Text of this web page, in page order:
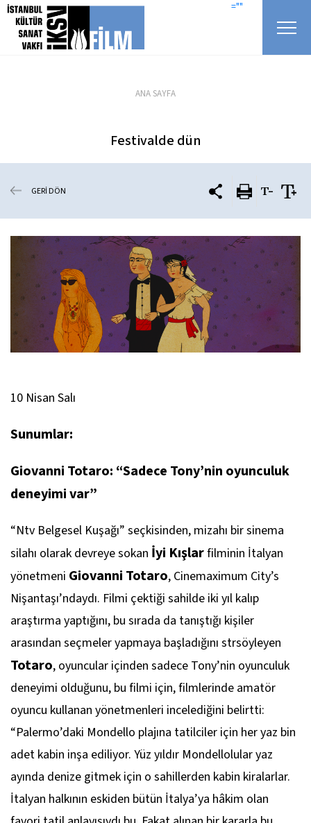
icerigi atla =""
ANA SAYFA
Festivalde dün
GERİ DÖN
10 Nisan Salı
Sunumlar:
Giovanni Totaro: “Sadece Tony’nin oyunculuk
deneyimi var”
“Ntv Belgesel Kuşağı” seçkisinden, mizahı bir sinema
silahı olarak devreye sokan İyi Kışlarfilminin İtalyan
yönetmeni Giovanni Totaro, Cinemaximum City’s
Nişantaşı’ndaydı. Filmi çektiği sahilde iki yıl kalıp
araştırma yaptığını, bu sırada da tanıştığı kişiler
arasından seçmeler yapmaya başladığını strsöyleyen
Totaro, oyuncular içinden sadece Tony’nin oyunculuk
deneyimi olduğunu, bu filmi için, filmlerinde amatör
oyuncu kullanan yönetmenleri incelediğini belirtti:
“Palermo’daki Mondello plajına tatilciler için her yaz bin
adet kabin inşa ediliyor. Yüz yıldır Mondellolular yaz
ayında denize gitmek için o sahillerden kabin kiralarlar.
İtalyan halkının eskiden bütün İtalya’ya hâkim olan